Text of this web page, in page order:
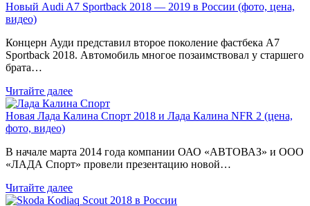
Новый Audi A7 Sportback 2018 — 2019 в России (фото, цена,
видео)
Концерн Ауди представил второе поколение фастбека A7
Sportback 2018. Автомобиль многое позаимствовал у старшего
брата…
Читайте далее
Новая Лада Калина Спорт 2018 и Лада Калина NFR 2 (цена,
фото, видео)
В начале марта 2014 года компании ОАО «АВТОВАЗ» и ООО
«ЛАДА Спорт» провели презентацию новой…
Читайте далее